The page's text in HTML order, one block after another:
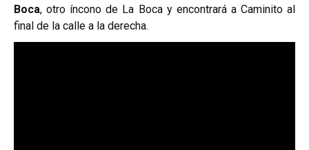
Boca, otro íncono de La Boca y encontrará a Caminito al
final de la calle a la derecha.